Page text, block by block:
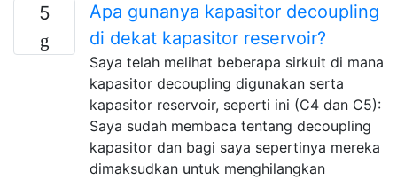
5
Apa gunanya kapasitor decoupling
di dekat kapasitor reservoir?
Saya telah melihat beberapa sirkuit di mana
kapasitor decoupling digunakan serta
kapasitor reservoir, seperti ini (C4 dan C5):
Saya sudah membaca tentang decoupling
kapasitor dan bagi saya sepertinya mereka
dimaksudkan untuk menghilangkan